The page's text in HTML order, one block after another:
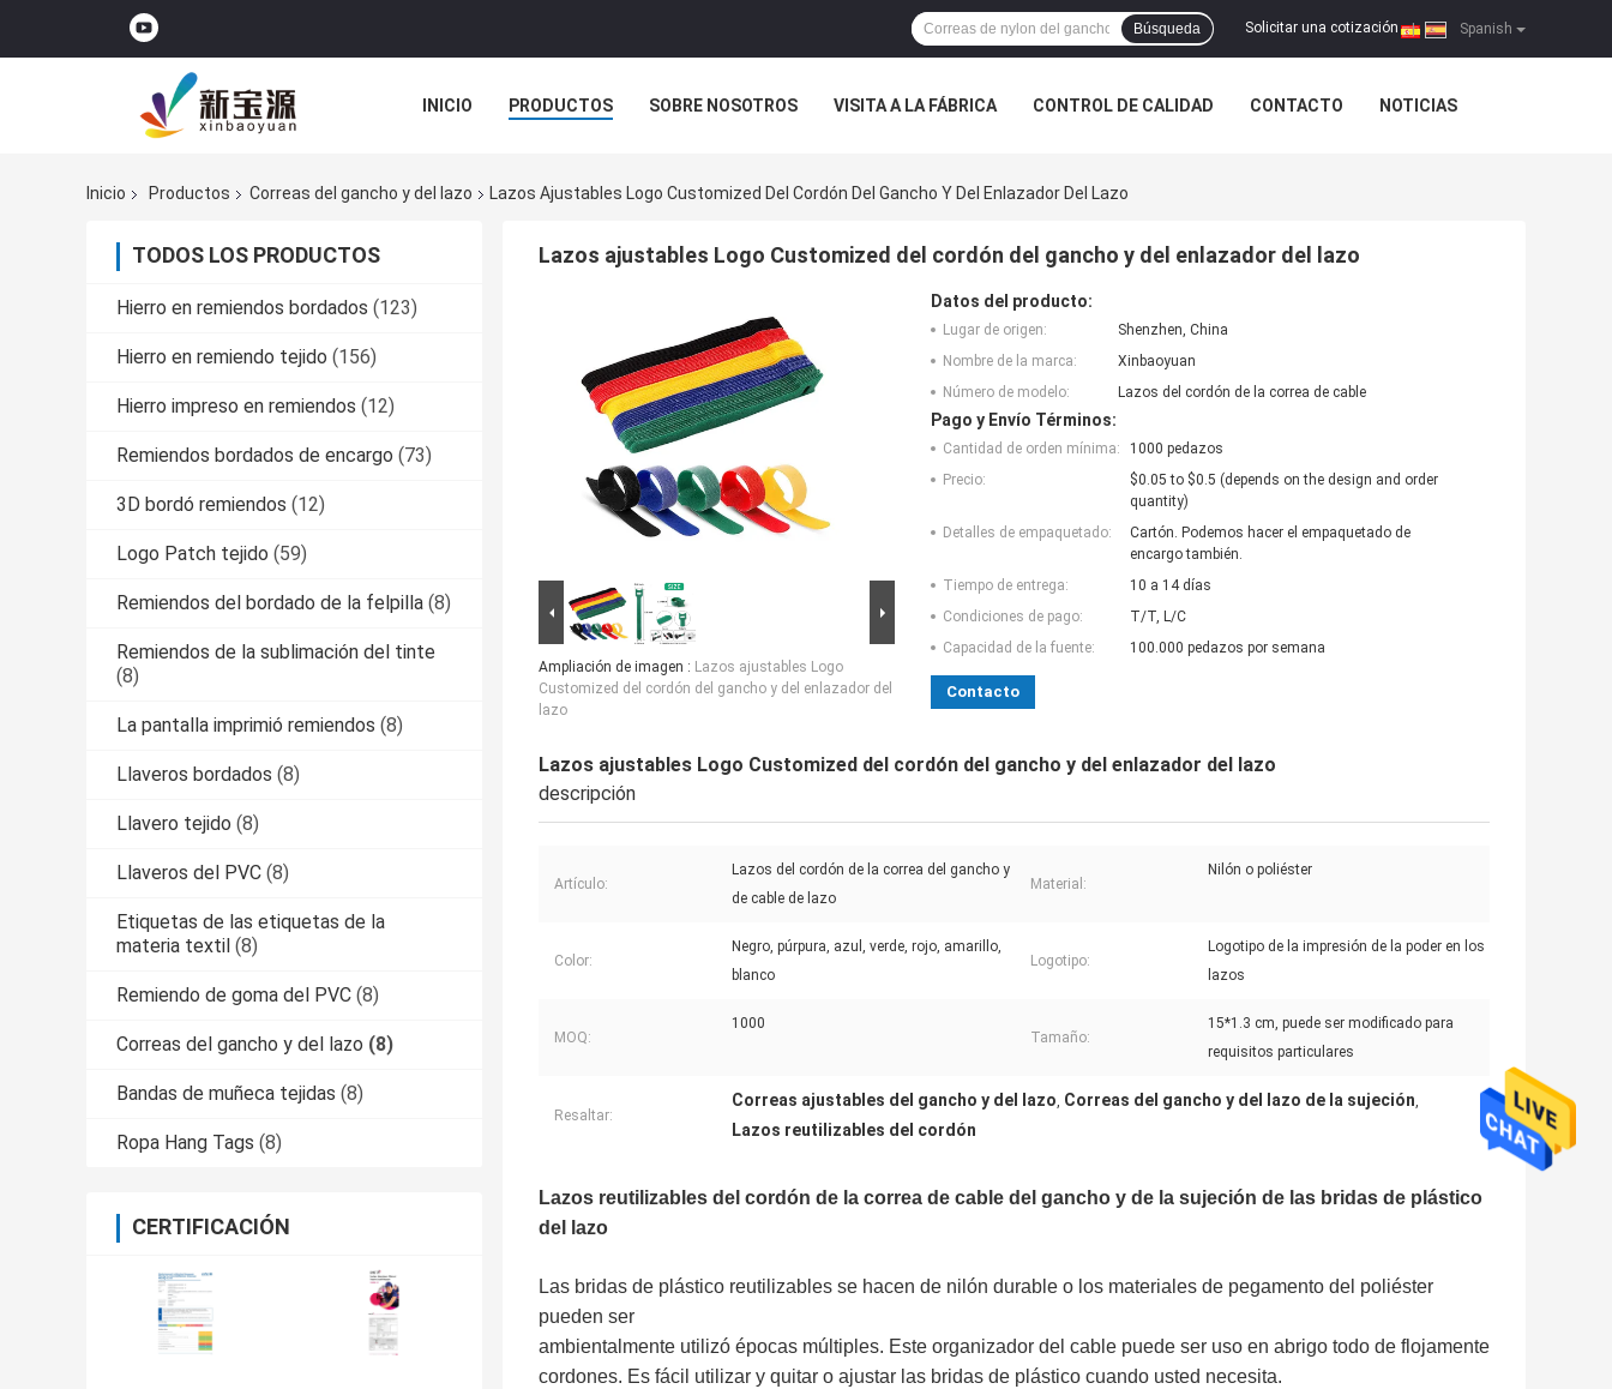
Spanish
Solicitar una cotización |
Búsqueda
INICIO PRODUCTOS SOBRE NOSOTROS VISITA A LA FÁBRICA CONTROL DE CALIDAD CONTACTO NOTICIAS
Inicio
Productos Correas del gancho y del lazo Lazos Ajustables Logo Customized Del Cordón Del Gancho Y Del Enlazador Del Lazo
TODOS LOS PRODUCTOS
Hierro en remiendos bordados (123)
Hierro en remiendo tejido (156)
Hierro impreso en remiendos (12)
Remiendos bordados de encargo (73)
3D bordó remiendos (12)
Logo Patch tejido (59)
Remiendos del bordado de la felpilla (8)
Remiendos de la sublimación del tinte
(8)
La pantalla imprimió remiendos (8)
Llaveros bordados (8)
Llavero tejido (8)
Llaveros del PVC (8)
Etiquetas de las etiquetas de la
materia textil (8)
Remiendo de goma del PVC (8)
Correas del gancho y del lazo (8)
Bandas de muñeca tejidas (8)
Ropa Hang Tags (8)
CERTIFICACIÓN
Lazos ajustables Logo Customized del cordón del gancho y del enlazador del lazo
Ampliación de imagen : Lazos ajustables Logo
Customized del cordón del gancho y del enlazador del
lazo
Datos del producto:
Lugar de origen:
Shenzhen, China
Nombre de la marca:
Xinbaoyuan
Número de modelo:
Lazos del cordón de la correa de cable
Pago y Envío Términos:
Cantidad de orden mínima:
1000 pedazos
Precio:
$0.05 to $0.5 (depends on the design and order
quantity)
Detalles de empaquetado:
Cartón. Podemos hacer el empaquetado de
encargo también.
Tiempo de entrega:
10 a 14 días
Condiciones de pago:
T/T, L/C
Capacidad de la fuente:
100.000 pedazos por semana
Contacto
Lazos ajustables Logo Customized del cordón del gancho y del enlazador del lazo
descripción
Artículo:
Lazos del cordón de la correa del gancho y
de cable de lazo
Material:
Nilón o poliéster
Color:
Negro, púrpura, azul, verde, rojo, amarillo,
blanco
Logotipo:
Logotipo de la impresión de la poder en los
lazos
MOQ:
1000
Tamaño:
15*1.3 cm, puede ser modificado para
requisitos particulares
Resaltar:
Correas ajustables del gancho y del lazo, Correas del gancho y del lazo de la sujeción,
Lazos reutilizables del cordón
Lazos reutilizables del cordón de la correa de cable del gancho y de la sujeción de las bridas de plástico
del lazo
Las bridas de plástico reutilizables se hacen de nilón durable o los materiales de pegamento del poliéster
pueden ser
ambientalmente utilizó épocas múltiples. Este organizador del cable puede ser uso en abrigo todo de flojamente
cordones. Es fácil utilizar y quitar o ajustar las bridas de plástico cuando usted necesita.